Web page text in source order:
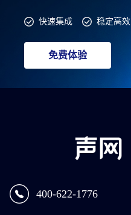
快速集成 稳定高效
免费体验
400-622-1776